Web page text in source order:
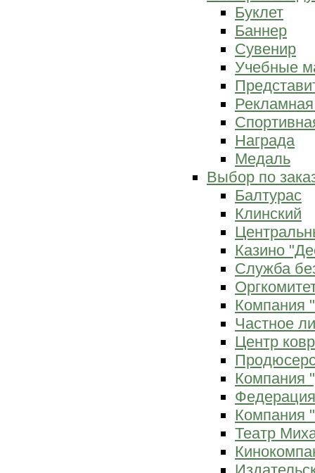
Буклет
Баннер
Сувенир
Учебные
Награда
Медаль
Выбор по
Балтурас
Клинский
Казино
Служба
Компания
Частное
Центр
Компания
Компания
Театр